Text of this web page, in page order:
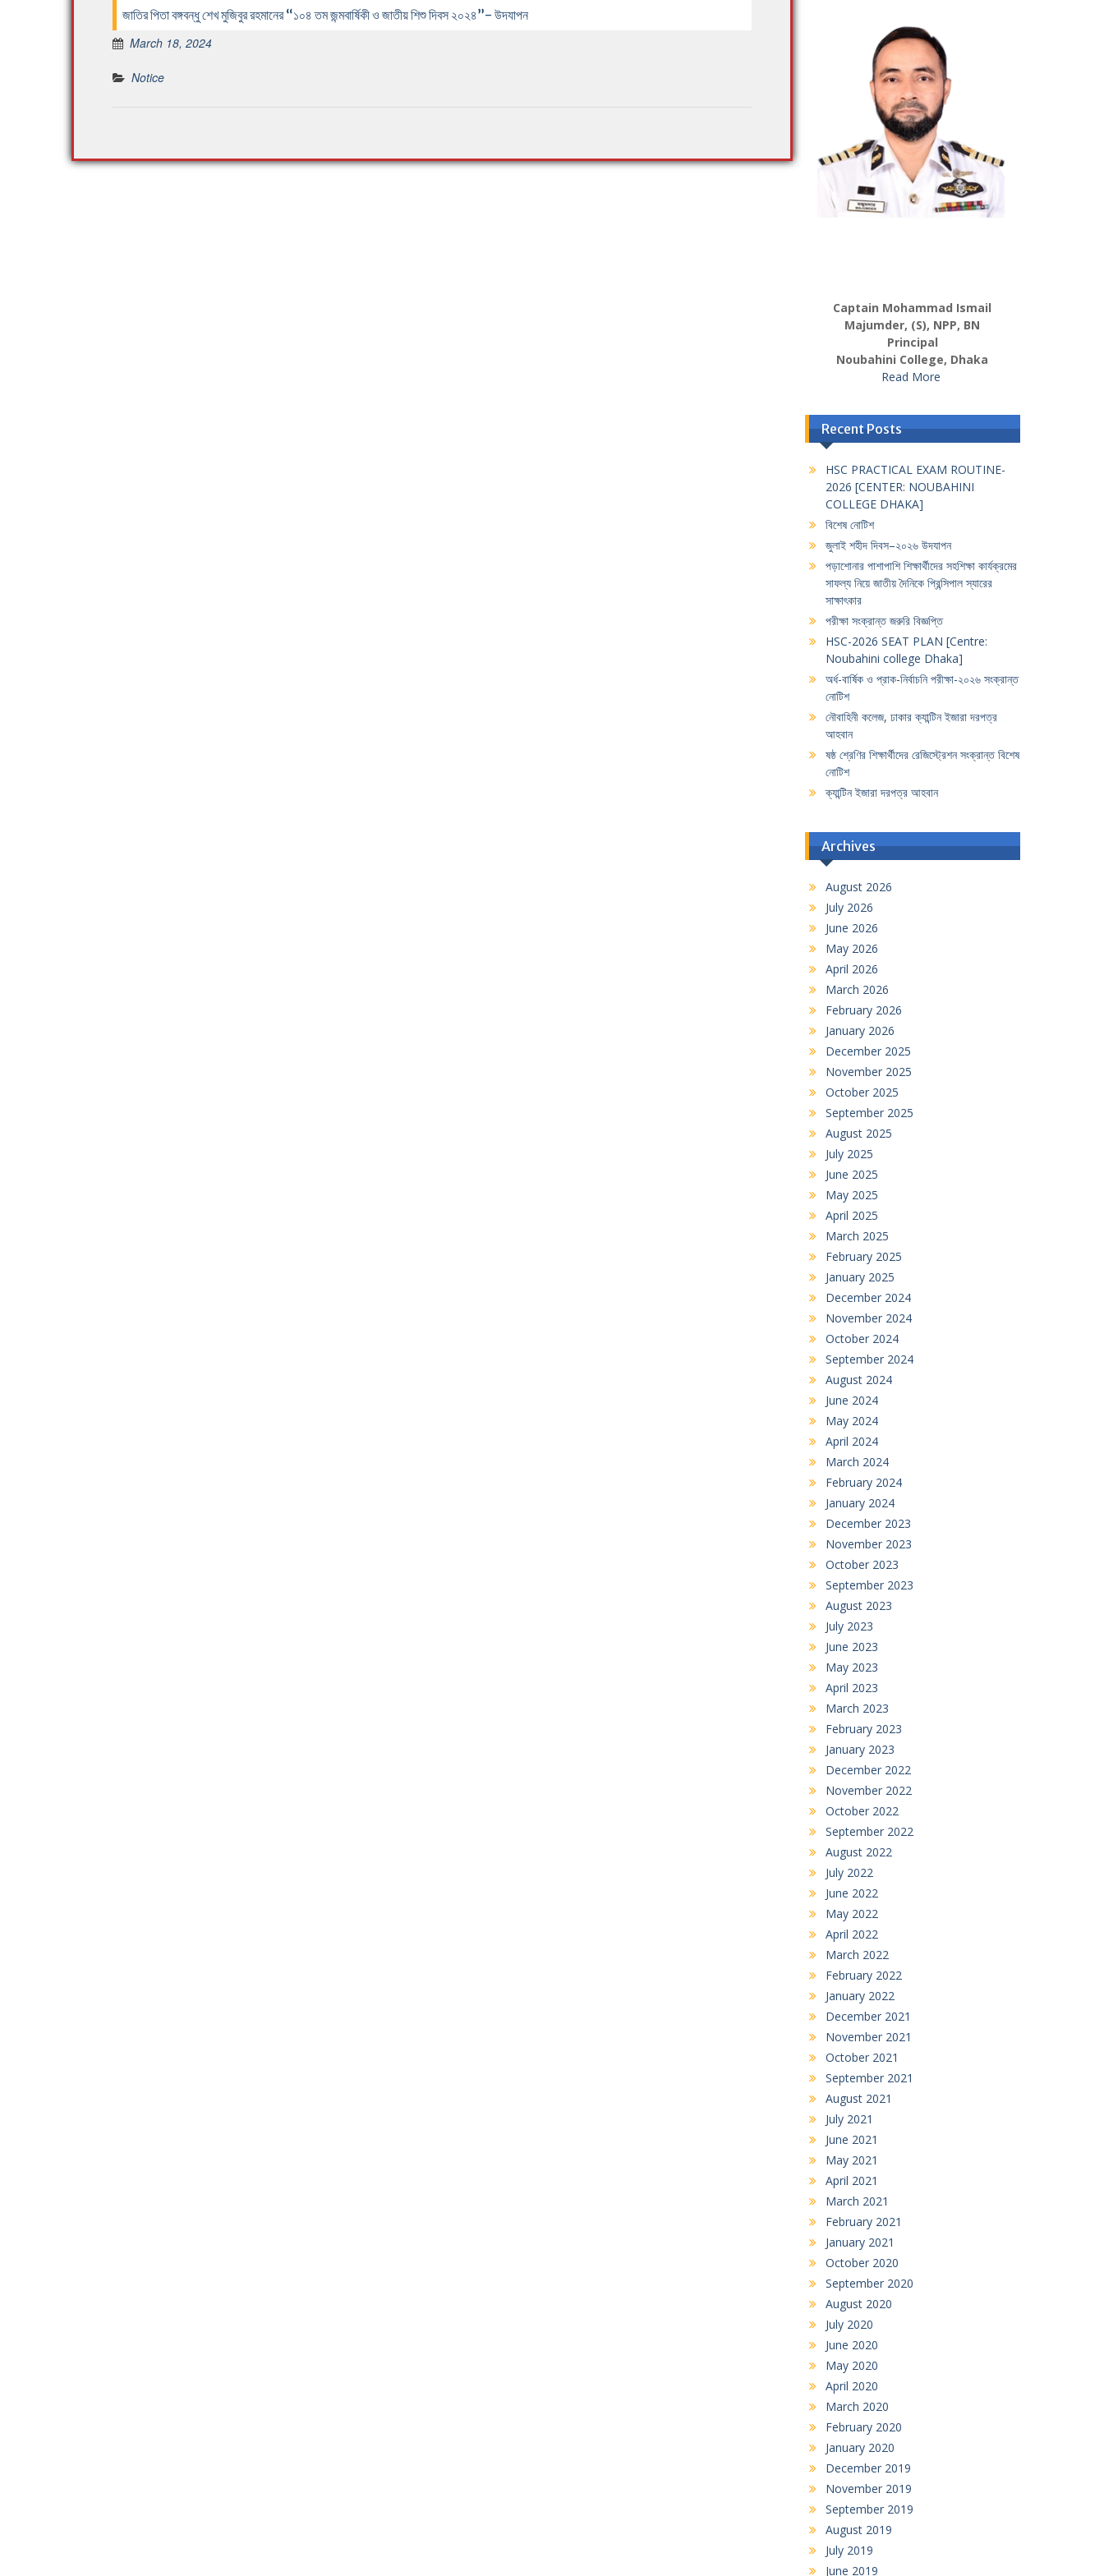
জাতির পিতা বঙ্গবন্ধু শেখ মুজিবুর রহমানের “১০৪ তম জন্মবার্ষিকী ও জাতীয় শিশু দিবস ২০২৪”- উদযাপন
March 18, 2024
Notice
Captain Mohammad Ismail
Majumder, (S), NPP, BN
Principal
Noubahini College, Dhaka
Read More
Recent Posts
HSC PRACTICAL EXAM ROUTINE-
2026 [CENTER: NOUBAHINI
COLLEGE DHAKA]
বিশেষ নোটিশ
জুলাই শহীদ দিবস–২০২৬ উদযাপন
পড়াশোনার পাশাপাশি শিক্ষার্থীদের সহশিক্ষা কার্যক্রমের
সাফল্য নিয়ে জাতীয় দৈনিকে প্রিন্সিপাল স্যারের
সাক্ষাৎকার
পরীক্ষা সংক্রান্ত জরুরি বিজ্ঞপ্তি
HSC-2026 SEAT PLAN [Centre:
Noubahini college Dhaka]
অর্ধ-বার্ষিক ও প্রাক-নির্বাচনি পরীক্ষা-২০২৬ সংক্রান্ত
নোটিশ
নৌবাহিনী কলেজ, ঢাকার ক্যান্টিন ইজারা দরপত্র
আহবান
ষষ্ঠ শ্রেণির শিক্ষার্থীদের রেজিস্ট্রেশন সংক্রান্ত বিশেষ
নোটিশ
ক্যান্টিন ইজারা দরপত্র আহবান
Archives
August 2026
July 2026
June 2026
May 2026
April 2026
March 2026
February 2026
January 2026
December 2025
November 2025
October 2025
September 2025
August 2025
July 2025
June 2025
May 2025
April 2025
March 2025
February 2025
January 2025
December 2024
November 2024
October 2024
September 2024
August 2024
June 2024
May 2024
April 2024
March 2024
February 2024
January 2024
December 2023
November 2023
October 2023
September 2023
August 2023
July 2023
June 2023
May 2023
April 2023
March 2023
February 2023
January 2023
December 2022
November 2022
October 2022
September 2022
August 2022
July 2022
June 2022
May 2022
April 2022
March 2022
February 2022
January 2022
December 2021
November 2021
October 2021
September 2021
August 2021
July 2021
June 2021
May 2021
April 2021
March 2021
February 2021
January 2021
October 2020
September 2020
August 2020
July 2020
June 2020
May 2020
April 2020
March 2020
February 2020
January 2020
December 2019
November 2019
September 2019
August 2019
July 2019
June 2019